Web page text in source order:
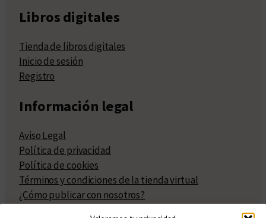
Libros digitales
Tienda de libros digitales
Inicio de sesión
Registro
Información legal
Aviso Legal
Política de privacidad
Política de cookies
Términos y condiciones de la tienda virtual
¿Cómo publicar con nosotros?